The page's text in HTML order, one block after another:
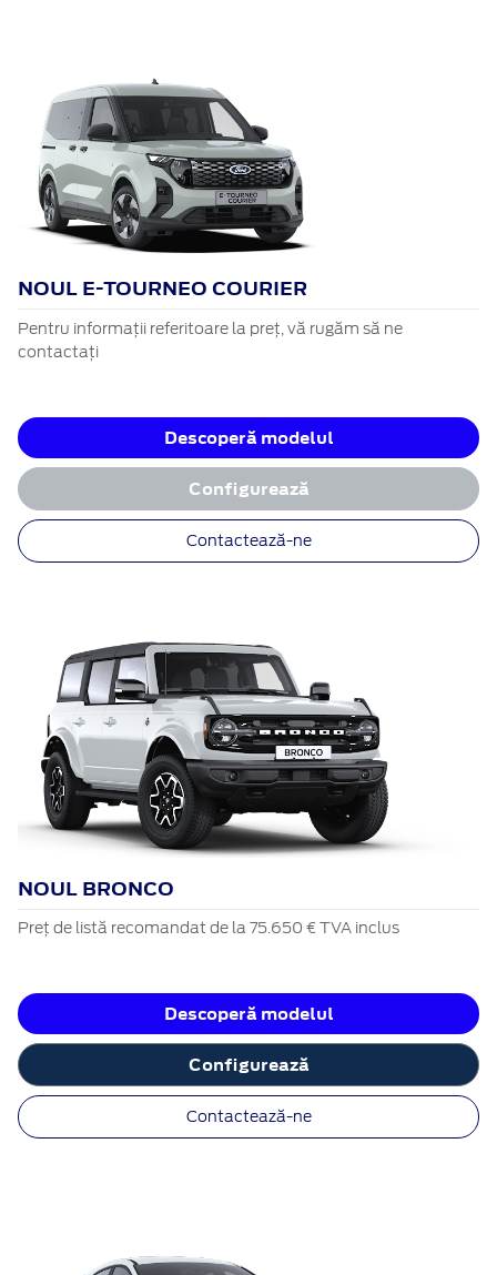
NOUL E-TOURNEO COURIER
Pentru informații referitoare la preț, vă rugăm să ne
contactați
Descoperă modelul
Configurează
Contactează-ne
NOUL BRONCO
Preț de listă recomandat de la 75.650 € TVA inclus
Descoperă modelul
Configurează
Contactează-ne